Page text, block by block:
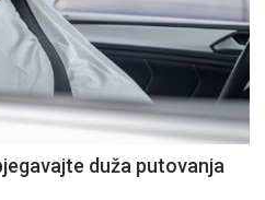
duža putovanja